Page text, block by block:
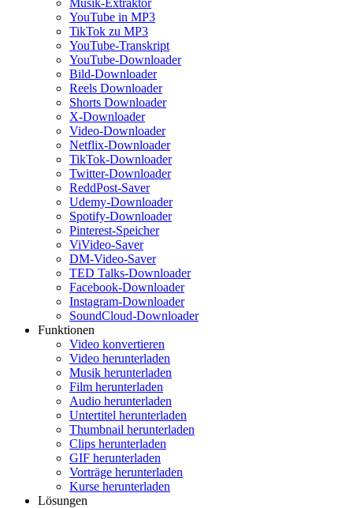
Musik-Extraktor
YouTube in MP3
TikTok zu MP3
YouTube-Transkript
YouTube-Downloader
Bild-Downloader
Reels Downloader
Shorts Downloader
X-Downloader
Video-Downloader
Netflix-Downloader
TikTok-Downloader
Twitter-Downloader
ReddPost-Saver
Udemy-Downloader
Spotify-Downloader
Pinterest-Speicher
ViVideo-Saver
DM-Video-Saver
TED Talks-Downloader
Facebook-Downloader
Instagram-Downloader
SoundCloud-Downloader
Funktionen
Video konvertieren
Video herunterladen
Musik herunterladen
Film herunterladen
Audio herunterladen
Untertitel herunterladen
Thumbnail herunterladen
Clips herunterladen
GIF herunterladen
Vorträge herunterladen
Kurse herunterladen
Lösungen